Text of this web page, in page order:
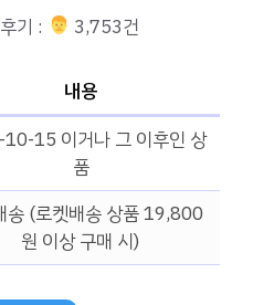
기 : ‍‍ 3,753건
내용
15 이거나 그 이후인 상
품
송 (로켓배송 상품 19,800
원 이상 구매 시)